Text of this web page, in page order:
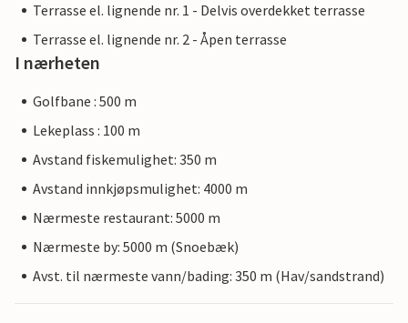
Terrasse el. lignende nr. 1 - Delvis overdekket terrasse
Terrasse el. lignende nr. 2 - Åpen terrasse
I nærheten
Golfbane : 500 m
Lekeplass : 100 m
Avstand fiskemulighet: 350 m
Avstand innkjøpsmulighet: 4000 m
Nærmeste restaurant: 5000 m
Nærmeste by: 5000 m (Snoebæk)
Avst. til nærmeste vann/bading: 350 m (Hav/sandstrand)